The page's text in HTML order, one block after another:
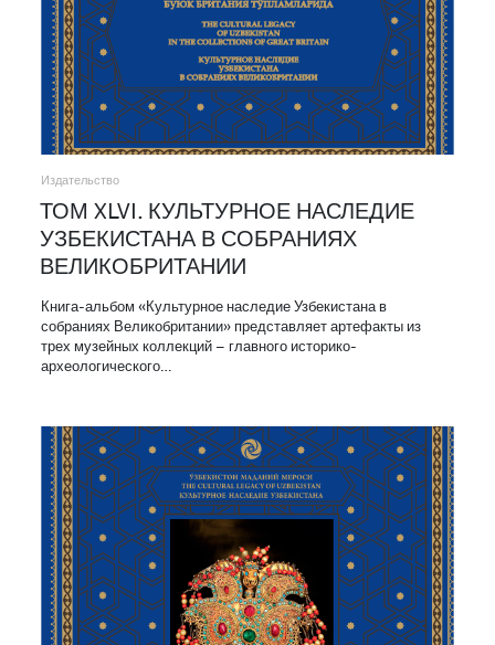
Издательство
ТОМ XLVI. КУЛЬТУРНОЕ НАСЛЕДИЕ
УЗБЕКИСТАНА В СОБРАНИЯХ
ВЕЛИКОБРИТАНИИ
Книга-альбом «Культурное наследие Узбекистана в
собраниях Великобритании» представляет артефакты из
трех музейных коллекций – главного историко-
археологического…